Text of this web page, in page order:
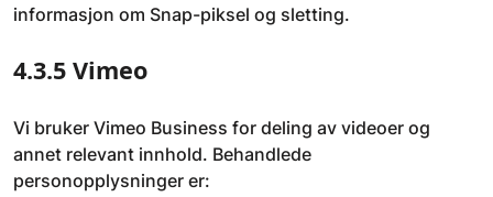
informasjon om Snap-piksel og sletting.
4.3.5 Vimeo
Vi bruker Vimeo Business for deling av videoer og
annet relevant innhold. Behandlede
personopplysninger er: